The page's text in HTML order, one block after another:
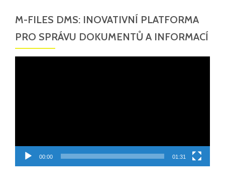
M-FILES DMS: INOVATIVNÍ PLATFORMA
PRO SPRÁVU DOKUMENTŮ A INFORMACÍ
00:00 01:31